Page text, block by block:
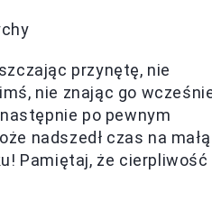
przynętę, nie
nie znając go
po pewnym
nadszedł czas na małą
Pamiętaj, że cierpliwość